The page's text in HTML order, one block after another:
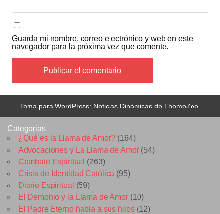
Guarda mi nombre, correo electrónico y web en este
navegador para la próxima vez que comente.
Tema para WordPress: Noticias Dinámicas de ThemeZee.
Categorias
¿Qué es la Llama de Amor? (164)
Advocaciones y La Llama de Amor (54)
Combate Espiritual (263)
Crisis de Identidad Católica (95)
Diario Espiritual (59)
El Demonio y la Llama de Amor (10)
El Padre Eterno habla a sus hijos (12)